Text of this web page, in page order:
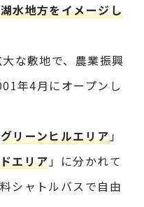
水地方をイメージし
な敷地で、農業振興
年4月にオープンし
グリーンヒルエリア」
エリア」に分かれて
シャトルバスで自由